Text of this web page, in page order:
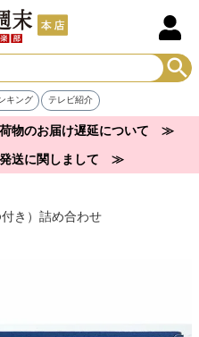
キング テレビ紹介
荷物のお届け遅延について ≫
発送に関しまして ≫
き）詰め合わせ